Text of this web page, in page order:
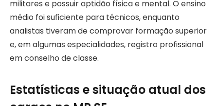
militares e possuir aptidão física e mental. O ensino
médio foi suficiente para técnicos, enquanto
analistas tiveram de comprovar formação superior
e, em algumas especialidades, registro profissional
em conselho de classe.
Estatísticas e situação atual dos